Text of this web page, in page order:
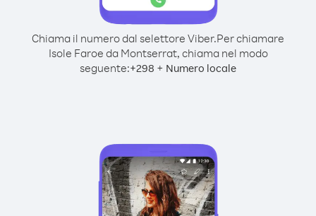
Chiama il numero dal selettore Viber.Per chiamare
Isole Faroe da Montserrat, chiama nel modo
seguente:+298 + Numero locale